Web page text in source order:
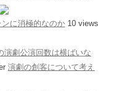
に消極的なのか 10 views
演劇公演回数は横ばいな
演劇の創客について考え